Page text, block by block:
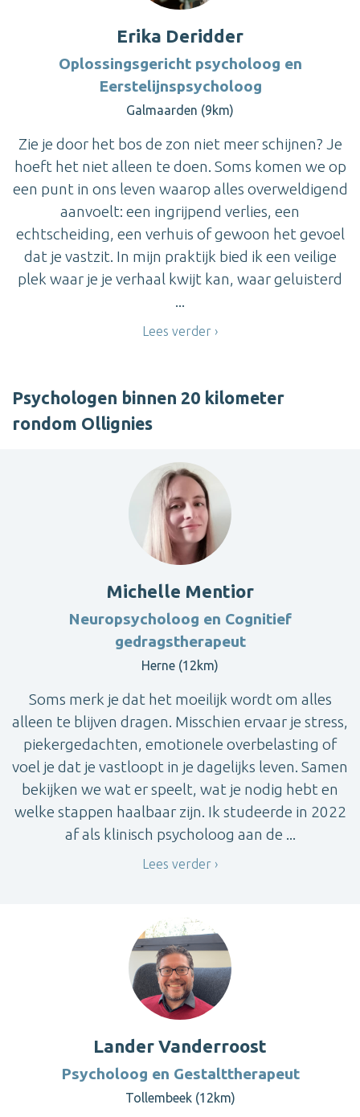
Erika Deridder
Oplossingsgericht psycholoog en
Eerstelijnspsycholoog
Galmaarden (9km)
Zie je door het bos de zon niet meer schijnen? Je
hoeft het niet alleen te doen. Soms komen we op
een punt in ons leven waarop alles overweldigend
aanvoelt: een ingrijpend verlies, een
echtscheiding, een verhuis of gewoon het gevoel
dat je vastzit. In mijn praktijk bied ik een veilige
plek waar je je verhaal kwijt kan, waar geluisterd
...
Lees verder
Psychologen binnen 20 kilometer
rondom Ollignies
Michelle Mentior
Neuropsycholoog en Cognitief
gedragstherapeut
Herne (12km)
Soms merk je dat het moeilijk wordt om alles
alleen te blijven dragen. Misschien ervaar je stress,
piekergedachten, emotionele overbelasting of
voel je dat je vastloopt in je dagelijks leven. Samen
bekijken we wat er speelt, wat je nodig hebt en
welke stappen haalbaar zijn. Ik studeerde in 2022
af als klinisch psycholoog aan de ...
Lees verder
Lander Vanderroost
Psycholoog en Gestalttherapeut
Tollembeek (12km)